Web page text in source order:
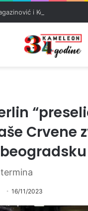
Crvene
16/11/2023